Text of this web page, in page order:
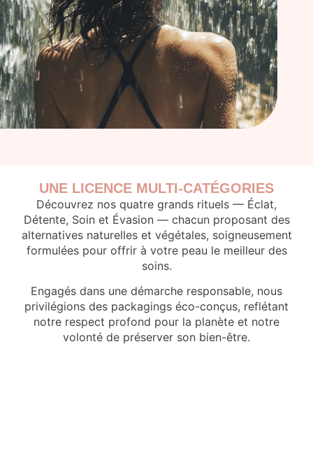
UNE LICENCE MULTI-CATÉGORIES
Découvrez nos quatre grands rituels — Éclat,
Détente, Soin et Évasion— chacun proposant des
alternatives naturelles et végétales, soigneusement
formulées pour offrir à votre peau le meilleur des
soins.
Engagés dans une démarche responsable, nous
privilégions des packagings éco-conçus, reflétant
notre respect profond pour la planète et notre
volonté de préserver son bien-être.